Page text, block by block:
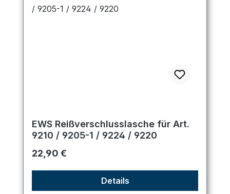
EWS Reißverschlusslasche für Art.
9210 / 9205-1 / 9224 / 9220
Regulärer Preis:
22,90 €
Details